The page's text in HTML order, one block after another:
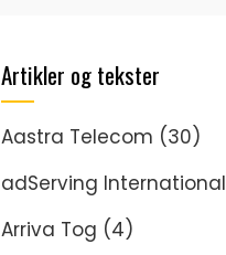
Artikler og tekster
Aastra Telecom (30)
adServing International
Arriva Tog (4)